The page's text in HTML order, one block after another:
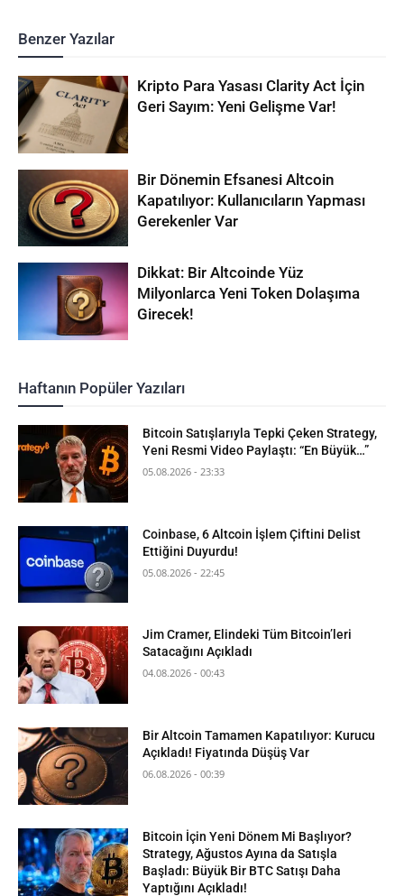
Benzer Yazılar
Kripto Para Yasası Clarity Act İçin
Geri Sayım: Yeni Gelişme Var!
Bir Dönemin Efsanesi Altcoin
Kapatılıyor: Kullanıcıların Yapması
Gerekenler Var
Dikkat: Bir Altcoinde Yüz
Milyonlarca Yeni Token Dolaşıma
Girecek!
Haftanın Popüler Yazıları
Bitcoin Satışlarıyla Tepki Çeken Strategy,
Yeni Resmi Video Paylaştı: “En Büyük…”
05.08.2026 - 23:33
Coinbase, 6 Altcoin İşlem Çiftini Delist
Ettiğini Duyurdu!
05.08.2026 - 22:45
Jim Cramer, Elindeki Tüm Bitcoin’leri
Satacağını Açıkladı
04.08.2026 - 00:43
Bir Altcoin Tamamen Kapatılıyor: Kurucu
Açıkladı! Fiyatında Düşüş Var
06.08.2026 - 00:39
Bitcoin İçin Yeni Dönem Mi Başlıyor?
Strategy, Ağustos Ayına da Satışla
Başladı: Büyük Bir BTC Satışı Daha
Yaptığını Açıkladı!